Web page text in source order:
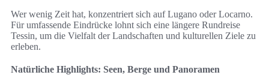
Wer wenig Zeit hat, konzentriert sich auf Lugano oder Locarno.
Für umfassende Eindrücke lohnt sich eine längere Rundreise
Tessin, um die Vielfalt der Landschaften und kulturellen Ziele zu
erleben.
Natürliche Highlights: Seen, Berge und Panoramen